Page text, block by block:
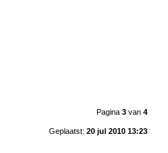
Pagina 3van 4
Geplaatst: 20 jul 2010 13:23